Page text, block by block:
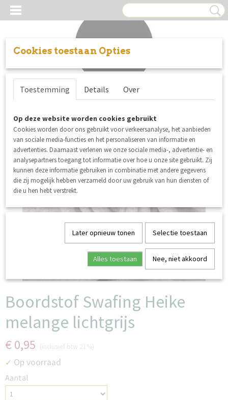
Inloggen Registreren
Boordstof Swafing Heike
melange lichtgrijs
€ 0,95
✓ Op voorraad
Aantal
Cookies toestaan Opties
Toestemming Details Over
Op deze website worden cookies gebruikt
Cookies worden door ons gebruikt voor verkeersanalyse, het aanbieden
van sociale media-functies en het personaliseren van informatie en
advertenties. Daarnaast verlenen we onze sociale media-, advertentie- en
analysepartners toegang tot informatie over hoe u onze site gebruikt. Zij
kunnen deze informatie gebruiken in combinatie met andere gegevens
die zij mogelijk hebben verzameld door uw gebruik van hun diensten of
die u hen hebt verstrekt.
Later opnieuw tonen Selectie toestaan
Alles toestaan Nee, niet akkoord